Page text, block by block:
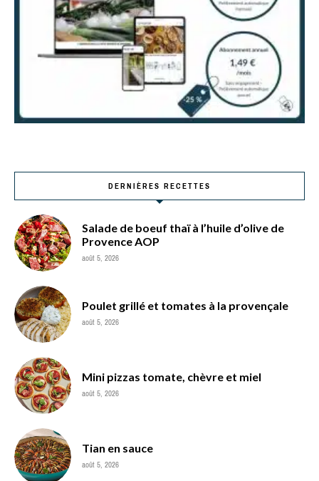
DERNIÈRES RECETTES
Salade de boeuf thaï à l’huile d’olive de
Provence AOP
août 5, 2026
Poulet grillé et tomates à la provençale
août 5, 2026
Mini pizzas tomate, chèvre et miel
août 5, 2026
Tian en sauce
août 5, 2026